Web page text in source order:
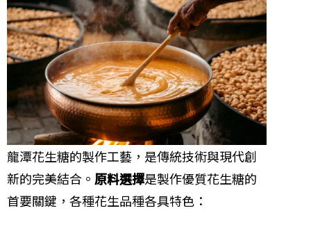
龍潭花生糖的製作工藝，是傳統技術與現代創
新的完美結合。 原料選擇是製作優質花生糖的
首要關鍵，各種花生品種各具特色：